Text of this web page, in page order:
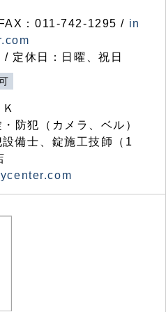
：011-742-1295 / in
定休日：日曜、祝日
・防犯（カメラ、ベル）
備士、錠施工技師（1